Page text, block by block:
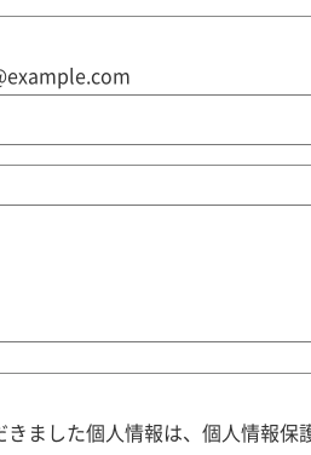
きました個人情報は、個人情報